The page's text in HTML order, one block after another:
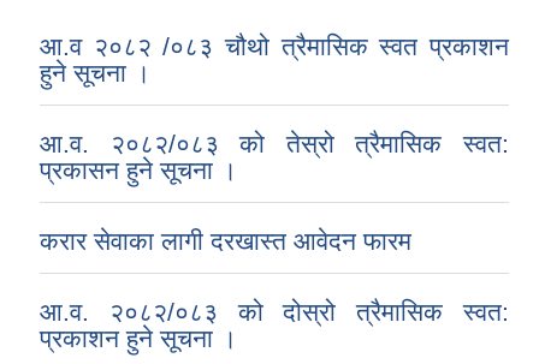
आ.व २०८२ /०८३ चौथो त्रैमासिक स्वत प्रकाशन
हुने सूचना ।
आ.व. २०८२/०८३ को तेस्रो त्रैमासिक स्वत:
प्रकासन हुने सूचना ।
करार सेवाका लागी दरखास्त आवेदन फारम
आ.व. २०८२/०८३ को दोस्रो त्रैमासिक स्वत:
प्रकाशन हुने सूचना ।